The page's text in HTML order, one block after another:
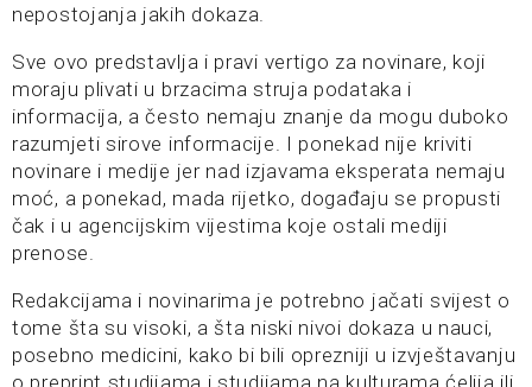
nepostojanja jakih dokaza.
Sve ovo predstavlja i pravi vertigo za novinare, koji
moraju plivati u brzacima struja podataka i
informacija, a često nemaju znanje da mogu duboko
razumjeti sirove informacije. I ponekad nije kriviti
novinare i medije jer nad izjavama eksperata nemaju
moć, a ponekad, mada rijetko, događaju se propusti
čak i u agencijskim vijestima koje ostali mediji
prenose.
Redakcijama i novinarima je potrebno jačati svijest o
tome šta su visoki, a šta niski nivoi dokaza u nauci,
posebno medicini, kako bi bili oprezniji u izvještavanju
o preprint studijama i studijama na kulturama ćelija ili